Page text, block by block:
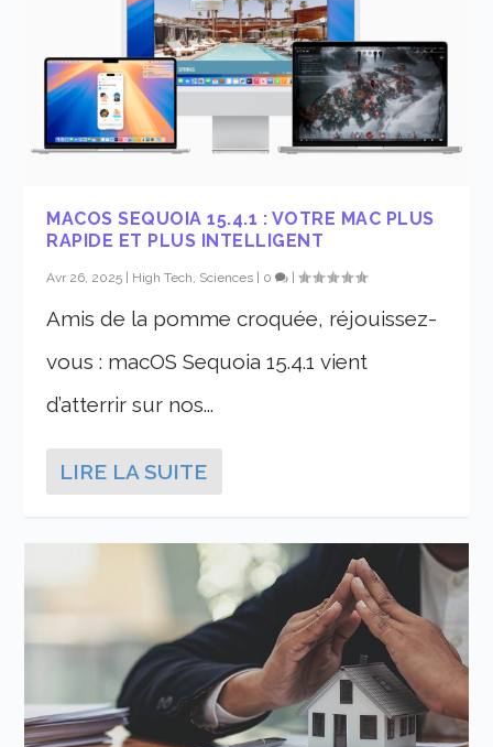
MACOS SEQUOIA 15.4.1 : VOTRE MAC PLUS
RAPIDE ET PLUS INTELLIGENT
Avr 26, 2025 | High Tech, Sciences | 0 |
Amis de la pomme croquée, réjouissez-
vous : macOS Sequoia 15.4.1 vient
d’atterrir sur nos...
LIRE LA SUITE